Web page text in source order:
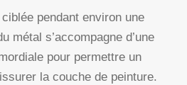
pendant environ une
métal s’accompagne d’une
pour permettre un
la couche de peinture.